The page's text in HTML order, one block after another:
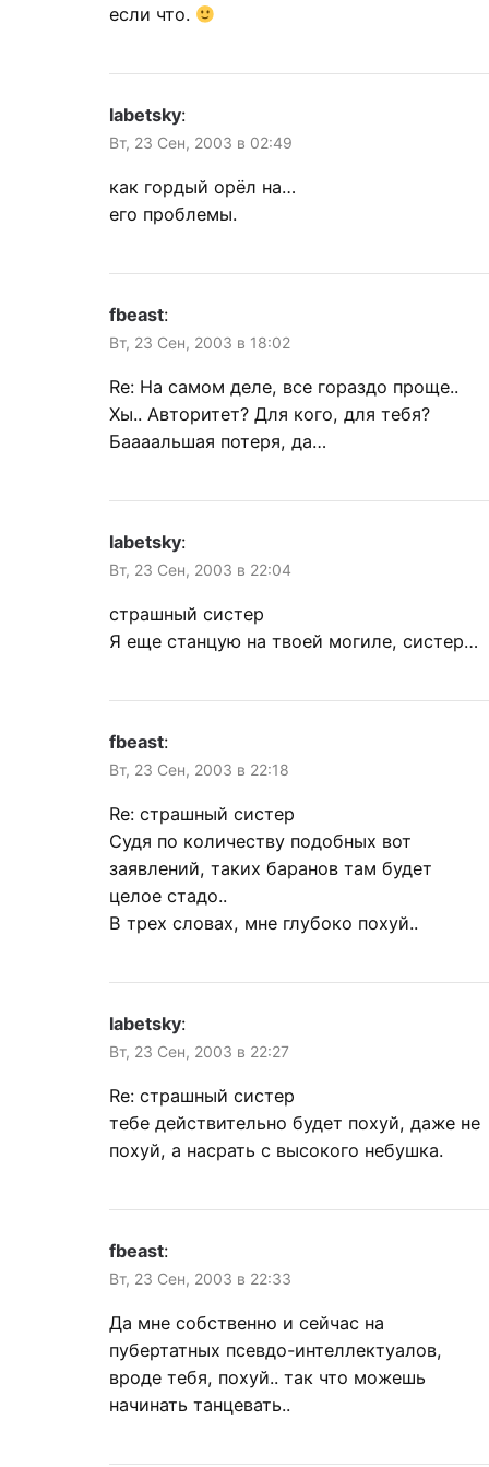
если что.
labetsky:
Вт, 23 Сен, 2003 в 02:49
как гордый орёл на…
его проблемы.
fbeast:
Вт, 23 Сен, 2003 в 18:02
Re: На самом деле, все гораздо проще..
Хы.. Авторитет? Для кого, для тебя?
Баааальшая потеря, да…
labetsky:
Вт, 23 Сен, 2003 в 22:04
страшный систер
Я еще станцую на твоей могиле, систер…
fbeast:
Вт, 23 Сен, 2003 в 22:18
Re: страшный систер
Судя по количеству подобных вот
заявлений, таких баранов там будет
целое стадо..
В трех словах, мне глубоко похуй..
labetsky:
Вт, 23 Сен, 2003 в 22:27
Re: страшный систер
тебе действительно будет похуй, даже не
похуй, а насрать с высокого небушка.
fbeast:
Вт, 23 Сен, 2003 в 22:33
Да мне собственно и сейчас на
пубертатных псевдо-интеллектуалов,
вроде тебя, похуй.. так что можешь
начинать танцевать..